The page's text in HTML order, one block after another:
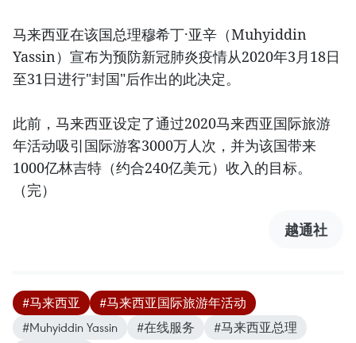
马来西亚在该国总理穆希丁·亚辛（Muhyiddin
Yassin）宣布为预防新冠肺炎疫情从2020年3月18日
至31日进行"封国"后作出的此决定。
此前，马来西亚设定了通过2020马来西亚国际旅游
年活动吸引国际游客3000万人次，并为该国带来
1000亿林吉特（约合240亿美元）收入的目标。
（完）
越通社
#马来西亚
#马来西亚国际旅游年活动
#Muhyiddin Yassin
#在线服务
#马来西亚总理